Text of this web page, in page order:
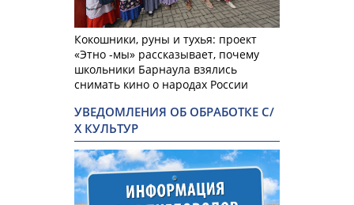
Кокошники, руны и тухья: проект
«Этно -мы» рассказывает, почему
школьники Барнаула взялись
снимать кино о народах России
УВЕДОМЛЕНИЯ ОБ ОБРАБОТКЕ С/
Х КУЛЬТУР